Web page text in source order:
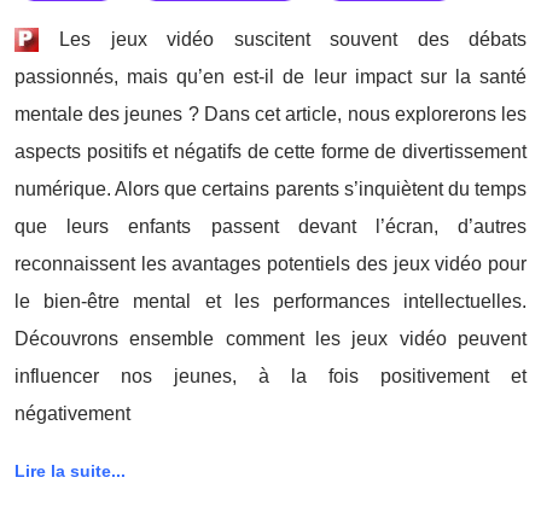
Les jeux vidéo suscitent souvent des débats
passionnés, mais qu’en est-il de leur impact sur la santé
mentale des jeunes ? Dans cet article, nous explorerons les
aspects positifs et négatifs de cette forme de divertissement
numérique. Alors que certains parents s’inquiètent du temps
que leurs enfants passent devant l’écran, d’autres
reconnaissent les avantages potentiels des jeux vidéo pour
le bien-être mental et les performances intellectuelles.
Découvrons ensemble comment les jeux vidéo peuvent
influencer nos jeunes, à la fois positivement et
négativement
Lire la suite...